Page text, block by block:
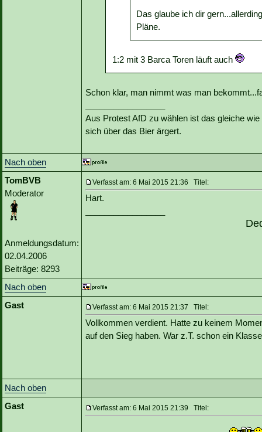
Das glaube ich dir
Pläne.
1:2 mit 3 Barca Toren läuft auch
Schon klar, man nimmt was man
Aus Protest AfD zu wählen ist das gleiche
sich über das Bier ärgert.
Nach oben
TomBVB
Moderator
Anmeldungsdatum:
02.04.2006
Beiträge: 8293
Verfasst am: 6 Mai 2015 21:36 Titel:
Hart.
Nach oben
Gast
Verfasst am: 6 Mai 2015 21:37 Titel:
Vollkommen verdient. Hatte zu keinem
auf den Sieg haben. War z.T. schon ein
Nach oben
Gast
Verfasst am: 6 Mai 2015 21:39 Titel: